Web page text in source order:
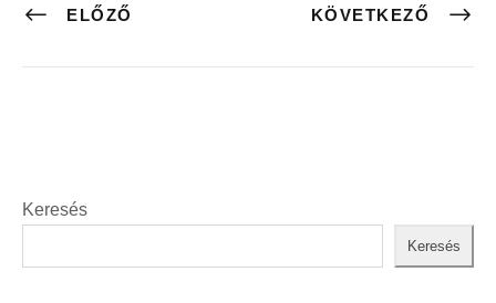
ELŐZŐ KÖVETKEZŐ
Keresés
Keresés